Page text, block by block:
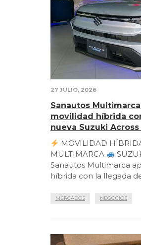
27 JULIO, 2026
Sanautos
movilidad híbrida
nueva Suzuki
MOVILIDAD
MULTIMARCA
Sanautos Multimarca
híbrida con la llegada
MERCADOS NEGOCIOS